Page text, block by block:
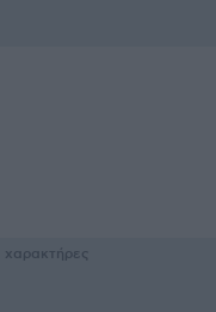
χαρακτήρες